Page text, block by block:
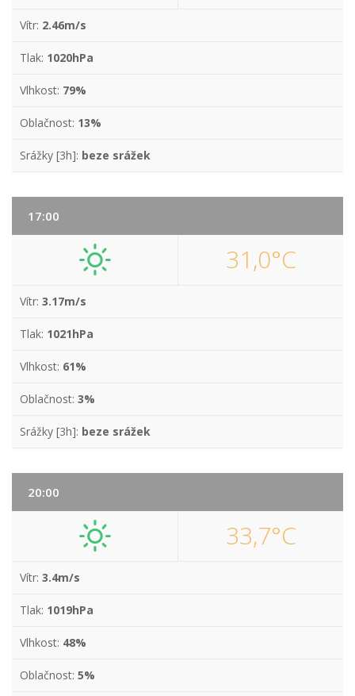
Vítr: 2.46m/s
Tlak: 1020hPa
Vlhkost: 79%
Oblačnost: 13%
Srážky [3h]: beze srážek
17:00
31,0°C
Vítr: 3.17m/s
Tlak: 1021hPa
Vlhkost: 61%
Oblačnost: 3%
Srážky [3h]: beze srážek
20:00
33,7°C
Vítr: 3.4m/s
Tlak: 1019hPa
Vlhkost: 48%
Oblačnost: 5%